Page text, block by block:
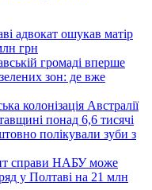
адвокат ошукав матір
грн
громаді вперше
зон: де вже
колонізація Австралії
понад 6,6 тисячі
полікували зуби з
справи НАБУ може
у Полтаві на 21 млн